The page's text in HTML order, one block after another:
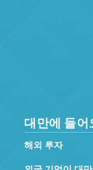
대만에 들
해외 투자